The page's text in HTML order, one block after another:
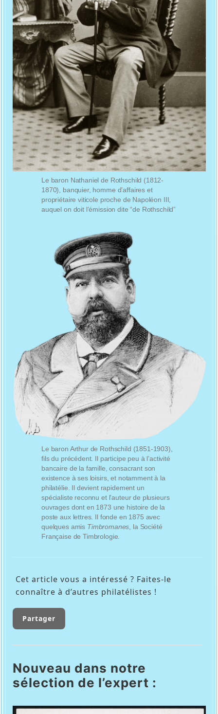
Le baron Nathaniel de Rothschild (1812-
1870), banquier, homme d’affaires et
propriétaire viticole proche de Napoléon III,
auquel on doit l’émission dite “de Rothschild”
Le baron Arthur de Rothschild (1851-1903),
fils du précédent. Il participe peu à l’activité
bancaire de la famille, consacrant son
existence à ses loisirs, et notamment à la
philatélie. Il devient rapidement un
spécialiste reconnu et l’auteur de plusieurs
ouvrages dont en 1873 une histoire de la
poste aux lettres. Il fonde en 1875 avec
quelques amis Timbromanes , la Société
Française de Timbrologie.
Cet article vous a intéressé ? Faites-le
connaître à d’autres philatélistes !
Partager
Nouveau dans notre
sélection de l’expert :